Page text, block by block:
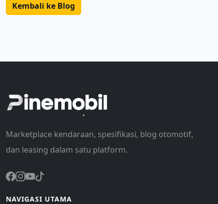
Kembali ke Blog
Marketplace kendaraan, spesifikasi, blog otomotif,
dan leasing dalam satu platform.
NAVIGASI UTAMA